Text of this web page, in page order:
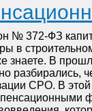
№ 372-ФЗ
в
знаете. В
разбирались,
СРО. В